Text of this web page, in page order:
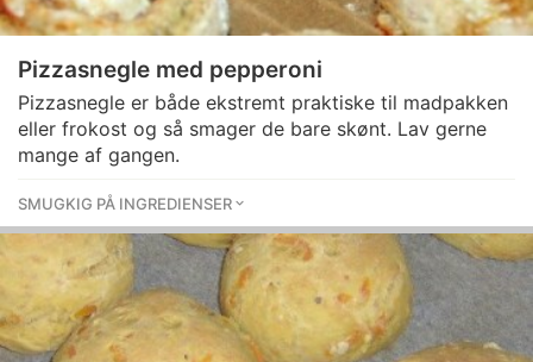
Pizzasnegle med pepperoni
Pizzasnegle er både ekstremt praktiske til madpakken
eller frokost og så smager de bare skønt. Lav gerne
mange af gangen.
SMUGKIG PÅ INGREDIENSER